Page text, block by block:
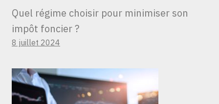
Quel régime choisir pour minimiser son
impôt foncier ?
8 juillet 2024